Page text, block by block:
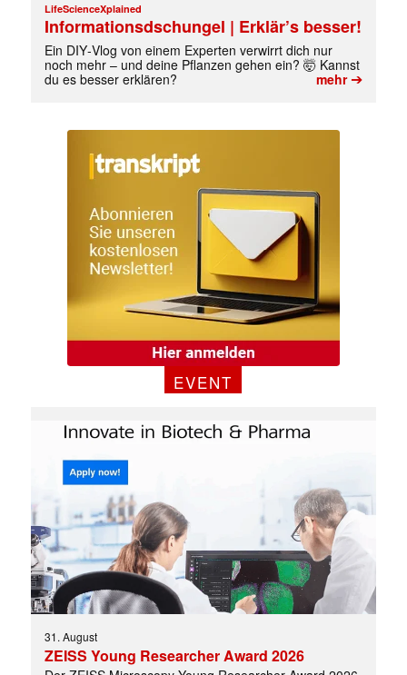
✕
LifeScienceXplained
Informationsdschungel | Erklär’s besser!
Ein DIY‑Vlog von einem Experten verwirrt dich nur
noch mehr – und deine Pflanzen gehen ein? 🤯 Kannst
du es besser erklären?
mehr➔
EVENT
31. August
ZEISS Young Researcher Award 2026